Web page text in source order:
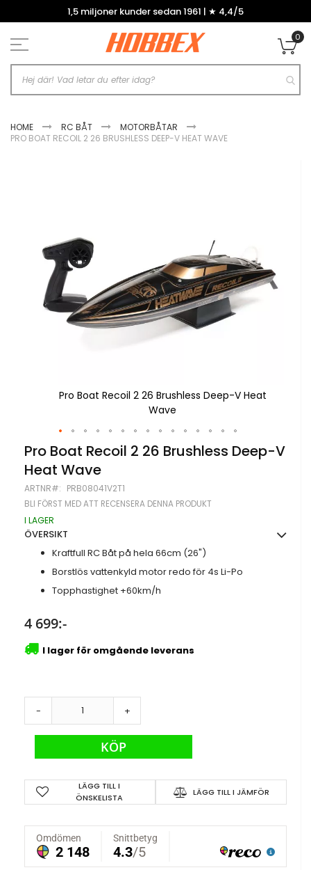
Hoppa
1,5 miljoner kunder sedan 1961 | ★ 4,4/5
0
HOME RC BÅT
MOTORBÅTAR
PRO BOAT RECOIL 2 26 BRUSHLESS DEEP-V HEAT WAVE
Pro Boat Recoil 2 26 Brushless Deep-V Heat
Wave
Hoppa
till
början
av
bildgalleriet
Pro Boat Recoil 2 26 Brushless Deep-V
Heat Wave
ARTNR PRB08041V2T1
BLI FÖRST MED ATT RECENSERA DENNA PRODUKT
I LAGER
ÖVERSIKT
Kraftfull RC Båt på hela 66cm (26")
Borstlös vattenkyld motor redo för 4s Li-Po
Topphastighet +60km/h
4 699:-
I lager för omgående leverans
- +
KÖP
LÄGG TILL I
ÖNSKELISTA
LÄGG TILL I JÄMFÖR